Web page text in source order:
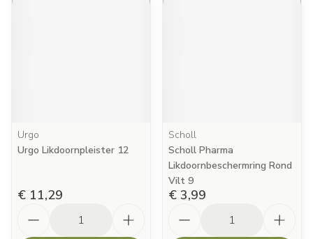
Urgo
Urgo Likdoornpleister 12
€ 11,29
Scholl
Scholl Pharma
Likdoornbeschermring Rond
Vilt 9
€ 3,99